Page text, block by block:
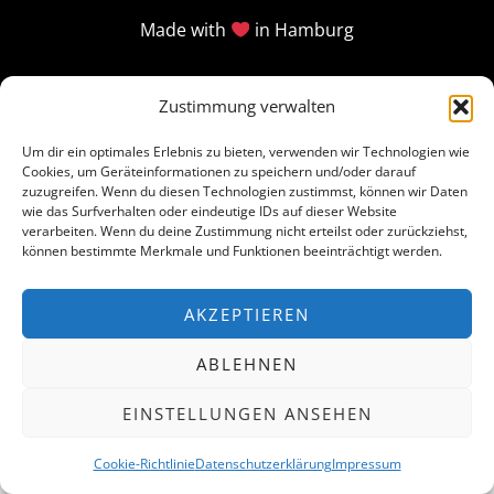
Zustimmung verwalten
Um dir ein optimales Erlebnis zu bieten, verwenden wir Technologien wie
Cookies, um Geräteinformationen zu speichern und/oder darauf
zuzugreifen. Wenn du diesen Technologien zustimmst, können wir Daten
wie das Surfverhalten oder eindeutige IDs auf dieser Website
verarbeiten. Wenn du deine Zustimmung nicht erteilst oder zurückziehst,
können bestimmte Merkmale und Funktionen beeinträchtigt werden.
AKZEPTIEREN
ABLEHNEN
EINSTELLUNGEN ANSEHEN
Cookie-RichtlinieDatenschutzerklärungImpressum
Made with in Hamburg